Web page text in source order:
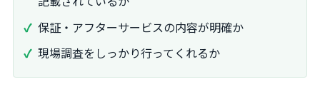
保証・アフターサービスの内容が明確か
現場調査をしっかり行ってくれるか